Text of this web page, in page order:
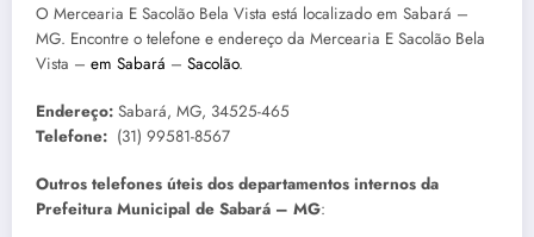
O Mercearia E Sacolão Bela Vista está localizado em Sabará –
MG. Encontre o telefone e endereço da Mercearia E Sacolão Bela
Vista – em Sabará – Sacolão.
Endereço: Sabará, MG, 34525-465
Telefone: (31) 99581-8567
Outros telefones úteis dos departamentos internos da
Prefeitura Municipal de Sabará – MG: